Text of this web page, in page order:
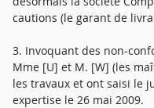
cautions (le garant de
3. Invoquant des non-
Mme [U] et M. [W] (les
les travaux et ont saisi le
expertise le 26 mai 2009.